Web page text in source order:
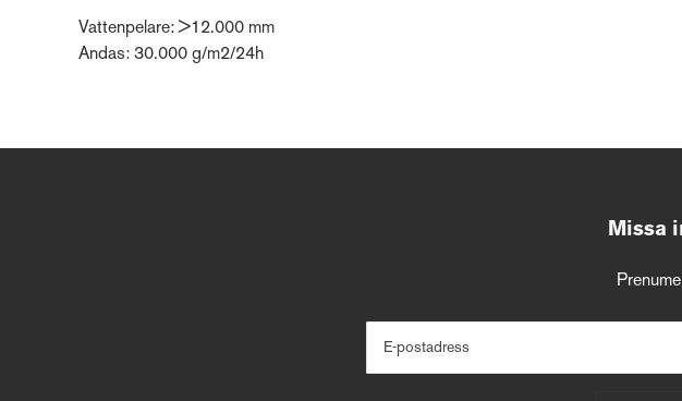
Vattenpelare: >12.000 mm
Andas: 30.000 g/m2/24h
Missa
E-postadress